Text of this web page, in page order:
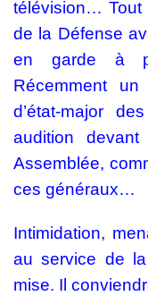
télévision… Tout
de la Défense
en garde à
Récemment
d’état-major
audition
Assemblée,
ces généraux…
Intimidation,
au service de
mise. Il